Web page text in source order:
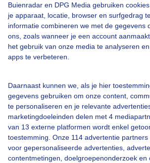
Buienradar en DPG Media gebruiken
je apparaat, locatie, browser en surfgedrag
informatie combineren we met de gegevens
ons, zoals wanneer je een account
het gebruik van onze media te analyseren
apps te verbeteren.
Daarnaast kunnen we, als je hier
gegevens gebruiken om onze content,
te personaliseren en je relevante
marketingdoeleinden delen met 4
van 13 externe platformen wordt enkel
toestemming. Onze 114 advertentie
voor gepersonaliseerde advertenties,
contentmetingen, doelgroepenonderzoek en
Over Buienradar
Veelgestelde vragen
Contact
Toegankelijkheid
Gebruikersvoorwaarden
Adverteren